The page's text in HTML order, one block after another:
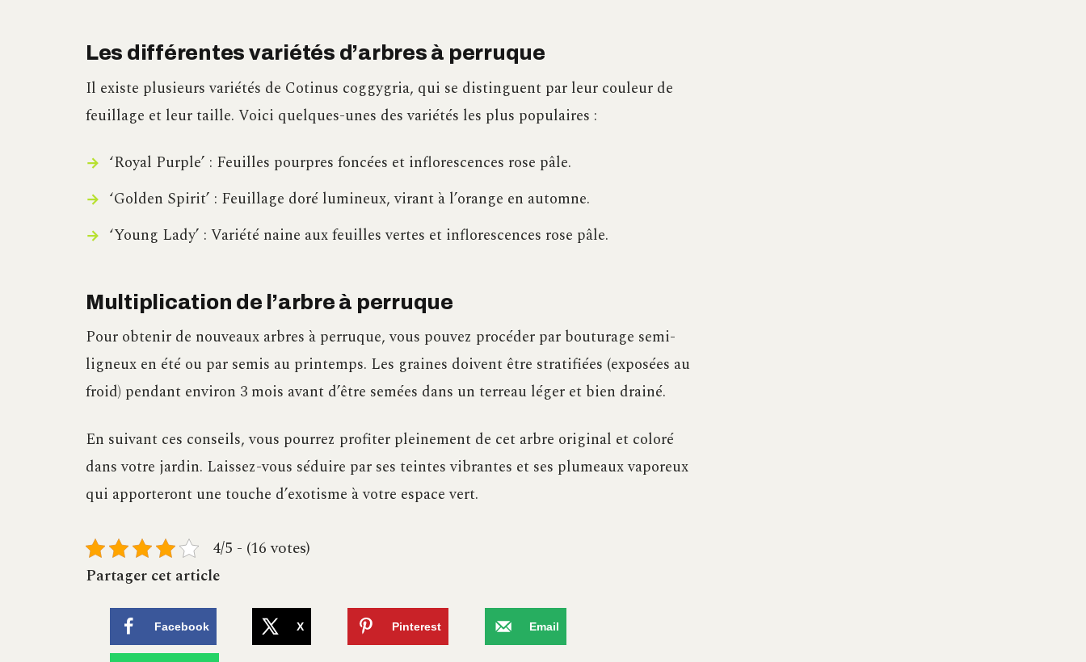
Les différentes variétés d’arbres à perruque
Il existe plusieurs variétés de Cotinus coggygria, qui se distinguent par leur couleur de
feuillage et leur taille. Voici quelques-unes des variétés les plus populaires :
‘Royal Purple’ : Feuilles pourpres foncées et inflorescences rose pâle.
‘Golden Spirit’ : Feuillage doré lumineux, virant à l’orange en automne.
‘Young Lady’ : Variété naine aux feuilles vertes et inflorescences rose pâle.
Multiplication de l’arbre à perruque
Pour obtenir de nouveaux arbres à perruque, vous pouvez procéder par bouturage semi-
ligneux en été ou par semis au printemps. Les graines doivent être stratifiées (exposées au
froid) pendant environ 3 mois avant d’être semées dans un terreau léger et bien drainé.
En suivant ces conseils, vous pourrez profiter pleinement de cet arbre original et coloré
dans votre jardin. Laissez-vous séduire par ses teintes vibrantes et ses plumeaux vaporeux
qui apporteront une touche d’exotisme à votre espace vert.
4/5 - (16 votes)
Partager cet article
Facebook X Pinterest Email